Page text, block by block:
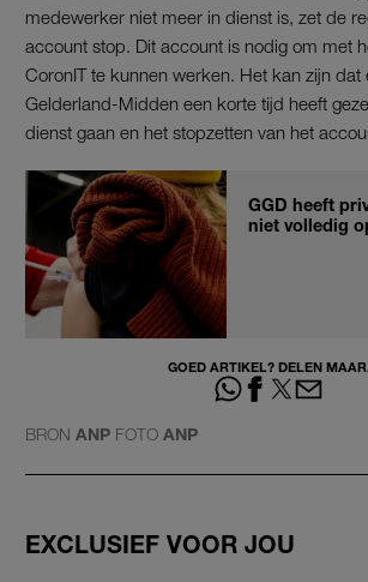
medewerker niet meer in dienst is, zet de
account stop. Dit account is nodig om met
CoronIT te kunnen werken. Het kan zijn dat
Gelderland-Midden een korte tijd heeft
dienst gaan en het stopzetten van het
GGD heeft
niet volledig
GOED ARTIKEL? DELEN MAAR.
BRON ANP FOTO ANP
EXCLUSIEF VOOR JOU